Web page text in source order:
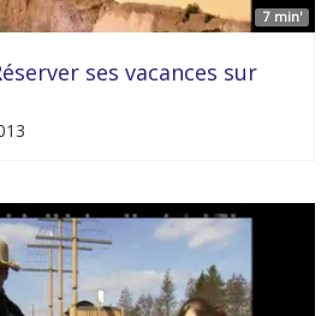
7 min'
ses vacances sur